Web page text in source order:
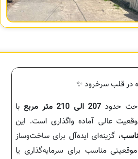
قلب سرخرود ✨
حدود 207 الی 210 متر مربع
با
عالی آماده واگذاری است. این
، گزینه‌ای ایده‌آل برای ساخت‌وساز
مناسب برای سرمایه‌گذاری یا